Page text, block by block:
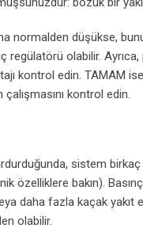
normalden düşükse,
regülatörü olabilir.
kontrol edin. TAMAM
çalışmasını kontrol edin.
sistem
özelliklere bakın).
daha fazla kaçak yakıt
olabilir.